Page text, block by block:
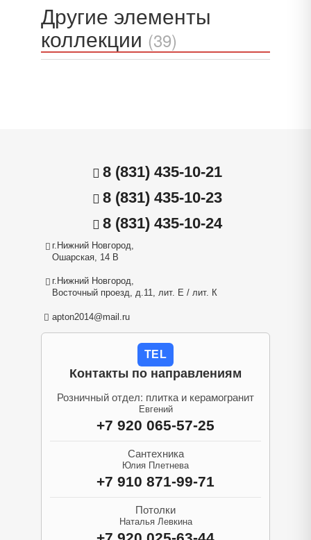
Другие элементы
коллекции (39)
8 (831) 435-10-21
8 (831) 435-10-23
8 (831) 435-10-24
г.Нижний Новгород,
Ошарская, 14 В
г.Нижний Новгород,
Восточный проезд, д.11, лит. Е / лит. К
apton2014@mail.ru
TEL
Контакты по направлениям
Розничный отдел: плитка и керамогранит
Евгений
+7 920 065-57-25
Сантехника
Юлия Плетнева
+7 910 871-99-71
Потолки
Наталья Левкина